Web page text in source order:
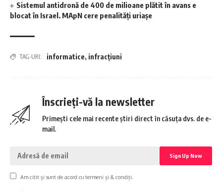
Sistemul antidronă de 400 de milioane plătit în avans e
blocat în Israel. MApN cere penalități uriașe
TAG-URI: informatice, infracțiuni
Înscrieți-vă la newsletter
Primești cele mai recente știri direct în căsuța dvs. de e-
mail.
Am citit și sunt de acord cu termeni și & condiți.